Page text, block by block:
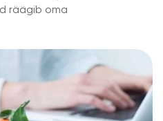
räägib oma